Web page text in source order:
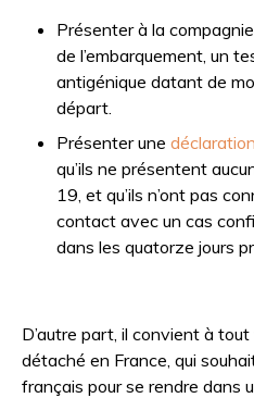
Présenter à la
de l’embarquement, un
antigénique datant de
départ.
Présenter une
qu’ils ne présentent
19, et qu’ils n’ont pas
contact avec un cas
dans les quatorze jours
D’autre part, il convient à
détaché en France, qui
français pour se rendre dans